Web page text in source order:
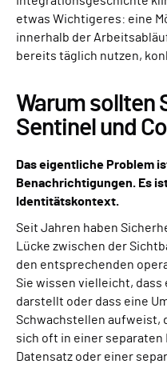
etwas Wichtigeres: eine
innerhalb der
bereits täglich nutzen,
Warum sollten
Sentinel und
Das eigentliche Problem
Benachrichtigungen. Es
Identitätskontext.
Seit Jahren haben
Lücke zwischen der
den entsprechenden
Sie wissen vielleicht, dass
darstellt oder dass eine
Schwachstellen aufweist,
sich oft in einer separaten
Datensatz oder einer